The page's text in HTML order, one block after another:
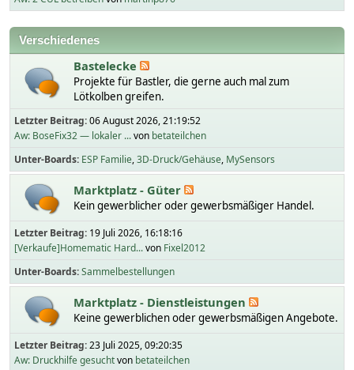
Verschiedenes
Bastelecke
Projekte für Bastler, die gerne auch mal zum
Lötkolben greifen.
Letzter Beitrag:06 August 2026, 21:19:52
Aw: BoseFix32 — lokaler ...von betateilchen
Unter-Boards ESP Familie 3D-Druck/Gehäuse MySensors
Marktplatz - Güter
Kein gewerblicher oder gewerbsmäßiger Handel.
Letzter Beitrag: 19 Juli 2026, 16:18:16
[Verkaufe]Homematic Hard...von Fixel2012
Unter-Boards Sammelbestellungen
Marktplatz - Dienstleistungen
Keine gewerblichen oder gewerbsmäßigen Angebote.
Letzter Beitrag:23 Juli 2025, 09:20:35
Aw: Druckhilfe gesuchtvon betateilchen